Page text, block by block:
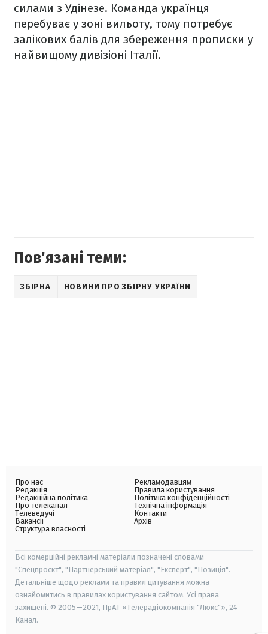
силами з Удінезе. Команда українця
перебуває у зоні вильоту, тому потребує
залікових балів для збереження прописки у
найвищому дивізіоні Італії.
Пов'язані теми:
ЗБІРНА НОВИНИ ПРО ЗБІРНУ УКРАЇНИ
Про нас
Редакція
Редакційна політика
Про телеканал
Телеведучі
Вакансії
Структура власності
Рекламодавцям
Правила користування
Політика конфіденційності
Технічна інформація
Контакти
Архів
Всі комерційні рекламні матеріали позначені словами
"Спецпроєкт", "Партнерський матеріал", "Експерт", "Позиція".
Детальніше щодо реклами та правил цитування можна
ознайомитись в правилах користування сайтом. Усі права
захищені. © 2005—2021, ПрАТ «Телерадіокомпанія "Люкс"», 24
Канал.